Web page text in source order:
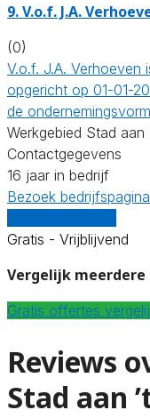
9.V.o.f. J.A.
(0)
V.o.f. J.A. Verhoeven
opgericht op 01-01-
de
Werkgebied Stad aan
Contactgegevens
16 jaar in bedrijf
Bezoek bedrijfspagina
Gratis - Vrijblijvend
Vergelijk meerdere
Gratis offertes
Reviews
Stad aan